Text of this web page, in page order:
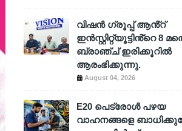
വിഷൻ ഗ്രൂപ്പ് ആൻ്റ്
ഇൻസ്റ്റിറ്റ്യൂട്ടിൻ്റെ 8
ബ്രാഞ്ച് ഇരിക്കൂറിൽ
ആരംഭിക്കുന്നു.
August 04, 2026
E20 പെട്രോൾ പഴയ
വാഹനങ്ങളെ